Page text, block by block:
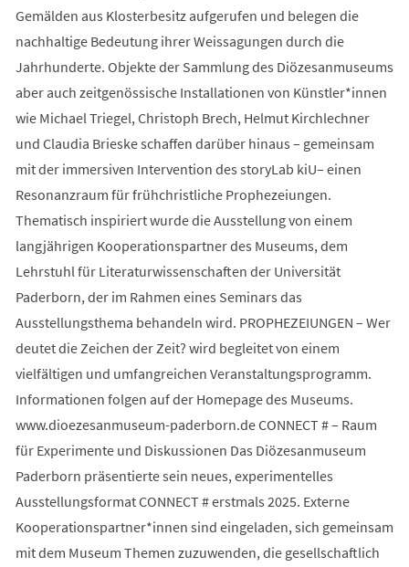
Gemälden aus Klosterbesitz aufgerufen und belegen die
nachhaltige Bedeutung ihrer Weissagungen durch die
Jahrhunderte. Objekte der Sammlung des Diözesanmuseums
aber auch zeitgenössische Installationen von Künstler*innen
wie Michael Triegel, Christoph Brech, Helmut Kirchlechner
und Claudia Brieske schaffen darüber hinaus – gemeinsam
mit der immersiven Intervention des storyLab kiU– einen
Resonanzraum für frühchristliche Prophezeiungen.
Thematisch inspiriert wurde die Ausstellung von einem
langjährigen Kooperationspartner des Museums, dem
Lehrstuhl für Literaturwissenschaften der Universität
Paderborn, der im Rahmen eines Seminars das
Ausstellungsthema behandeln wird. PROPHEZEIUNGEN – Wer
deutet die Zeichen der Zeit? wird begleitet von einem
vielfältigen und umfangreichen Veranstaltungsprogramm.
Informationen folgen auf der Homepage des Museums.
www.dioezesanmuseum-paderborn.de CONNECT # – Raum
für Experimente und Diskussionen Das Diözesanmuseum
Paderborn präsentierte sein neues, experimentelles
Ausstellungsformat CONNECT # erstmals 2025. Externe
Kooperationspartner*innen sind eingeladen, sich gemeinsam
mit dem Museum Themen zuzuwenden, die gesellschaftlich